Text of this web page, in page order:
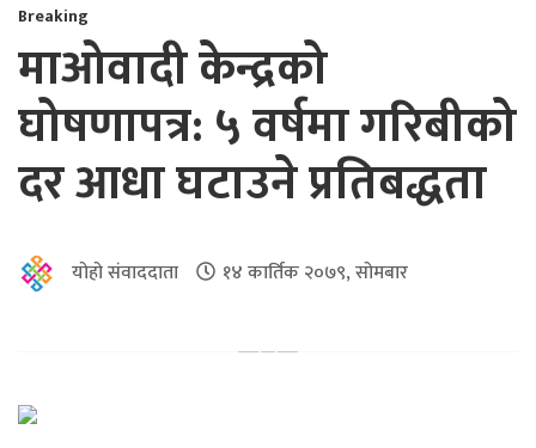
Breaking
माओवादी केन्द्रको
घोषणापत्र: ५ वर्षमा गरिबीको
दर आधा घटाउने प्रतिबद्धता
योहो संवाददाता १४ कार्तिक २०७९, सोमबार